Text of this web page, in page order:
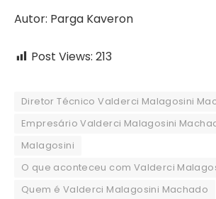
Autor: Parga Kaveron
Post Views: 213
Diretor Técnico Valderci Malagosini
Empresário Valderci Malagosini
Malagosini
O que aconteceu com Valderci
Quem é Valderci Malagosini Machado